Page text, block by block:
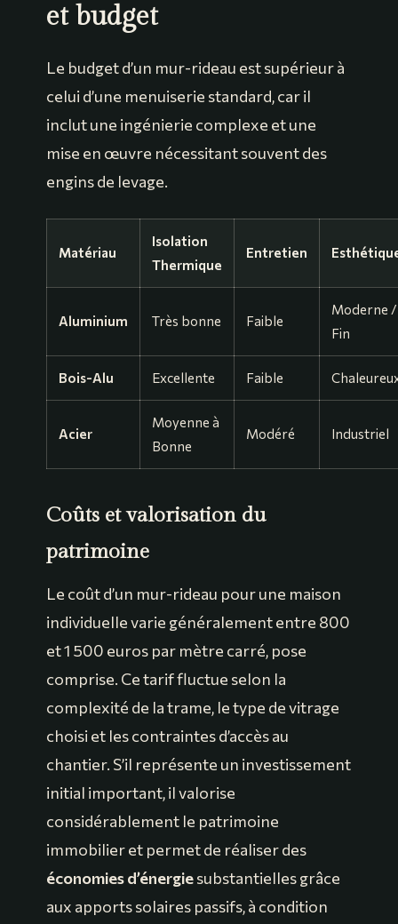
et budget
Le budget d’un mur-rideau est supérieur à
celui d’une menuiserie standard, car il
inclut une ingénierie complexe et une
mise en œuvre nécessitant souvent des
engins de levage.
Matériau
Isolation
Thermique
Entretien
Aluminium Très bonne Faible
Moderne /
Fin
Bois-Alu Excellente Faible
Acier
Moyenne à
Bonne
Modéré Industriel
Coûts et valorisation du
patrimoine
Le coût d’un mur-rideau pour une maison
individuelle varie généralement entre 800
et 1 500 euros par mètre carré, pose
comprise. Ce tarif fluctue selon la
complexité de la trame, le type de vitrage
choisi et les contraintes d’accès au
chantier. S’il représente un investissement
initial important, il valorise
considérablement le patrimoine
immobilier et permet de réaliser des
économies d’énergiesubstantielles grâce
aux apports solaires passifs, à condition